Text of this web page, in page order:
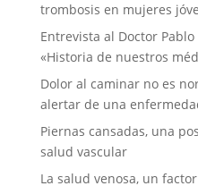
trombosis en mujeres
Entrevista al Doctor
«Historia de nuestros
Dolor al caminar no es
alertar de una
Piernas cansadas, una
salud vascular
La salud venosa, un